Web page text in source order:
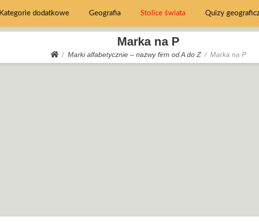
Kategorie dodatkowe Geografia Stolice świata Quizy
Marka na P
Marki alfabetycznie – nazwy firm od A do Z Marka na P